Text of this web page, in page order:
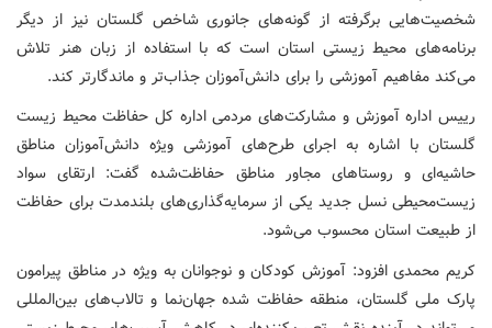
شخصیت‌هایی برگرفته از گونه‌های جانوری شاخص گلستان نیز از دیگر
برنامه‌های محیط زیستی استان است که با استفاده از زبان هنر تلاش
می‌کند مفاهیم آموزشی را برای دانش‌آموزان جذاب‌تر و ماندگارتر کند.
رییس اداره آموزش و مشارکت‌های مردمی اداره کل حفاظت محیط زیست
گلستان با اشاره به اجرای طرح‌های آموزشی ویژه دانش‌آموزان مناطق
حاشیه‌ای و روستاهای مجاور مناطق حفاظت‌شده گفت: ارتقای سواد
زیست‌محیطی نسل جدید یکی از سرمایه‌گذاری‌های بلندمدت برای حفاظت
از طبیعت استان محسوب می‌شود.
کریم محمدی افزود: آموزش کودکان و نوجوانان به ویژه در مناطق پیرامون
پارک ملی گلستان، منطقه حفاظت شده جهان‌نما و تالاب‌های بین‌المللی